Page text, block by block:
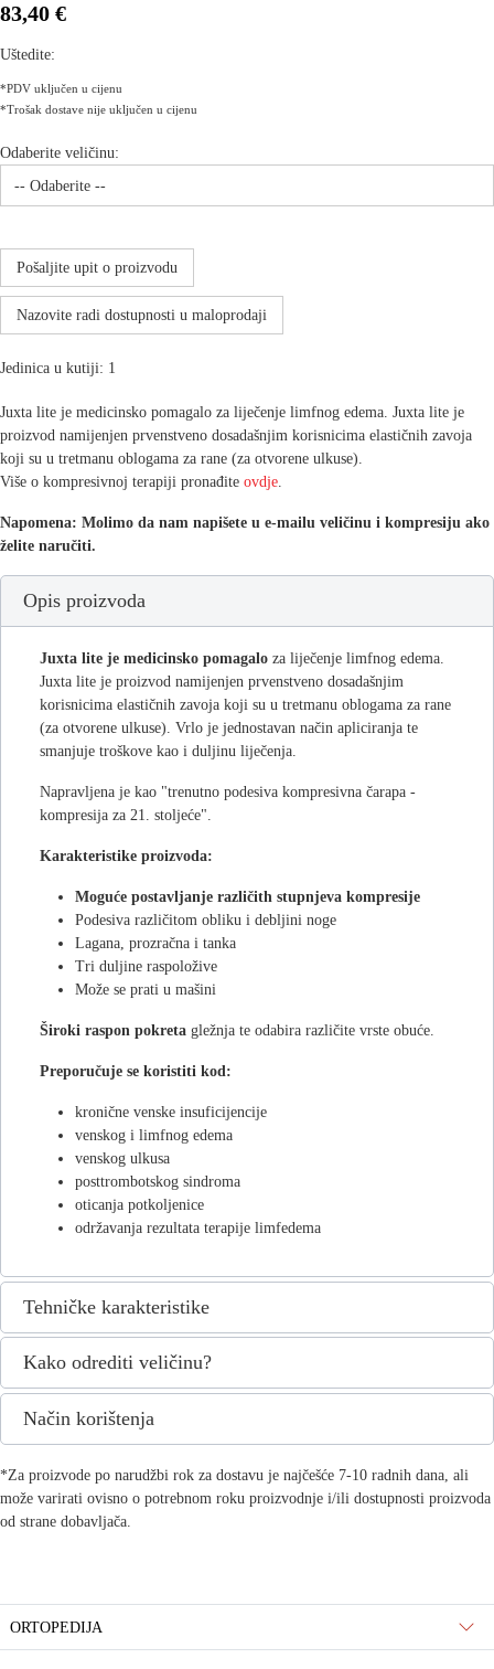
ORTOPEDIJA
83,40 €
Uštedite:
*PDV uključen u cijenu
*Trošak dostave nije uključen u cijenu
Odaberite veličinu:
Pošaljite upit o proizvodu
Nazovite radi dostupnosti u maloprodaji
Jedinica u kutiji: 1
Juxta lite je medicinsko pomagalo za liječenje limfnog edema. Juxta lite je
proizvod namijenjen prvenstveno dosadašnjim korisnicima elastičnih zavoja
koji su u tretmanu oblogama za rane (za otvorene ulkuse).
Više o kompresivnoj terapiji pronađite ovdje.
Napomena: Molimo da nam napišete u e-mailu veličinu i kompresiju ako
želite naručiti.
Opis proizvoda
Juxta lite je medicinsko pomagalo za liječenje limfnog edema.
Juxta lite je proizvod namijenjen prvenstveno dosadašnjim
korisnicima elastičnih zavoja koji su u tretmanu oblogama za rane
(za otvorene ulkuse). Vrlo je jednostavan način apliciranja te
smanjuje troškove kao i duljinu liječenja.
Napravljena je kao "trenutno podesiva kompresivna čarapa -
kompresija za 21. stoljeće".
Karakteristike proizvoda:
Moguće postavljanje različith stupnjeva kompresije
Podesiva različitom obliku i debljini noge
Lagana, prozračna i tanka
Tri duljine raspoložive
Može se prati u mašini
Široki raspon pokreta gležnja te odabira različite vrste obuće.
Preporučuje se koristiti kod:
kronične venske insuficijencije
venskog i limfnog edema
venskog ulkusa
posttrombotskog sindroma
oticanja potkoljenice
održavanja rezultata terapije limfedema
Tehničke karakteristike
Kako odrediti veličinu?
Način korištenja
*Za proizvode po narudžbi rok za dostavu je najčešće 7-10 radnih dana, ali
može varirati ovisno o potrebnom roku proizvodnje i/ili dostupnosti proizvoda
od strane dobavljača.